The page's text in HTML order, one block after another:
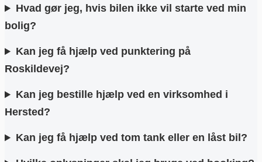
Hvad gør jeg, hvis bilen ikke vil starte ved min
bolig?
Kan jeg få hjælp ved punktering på
Roskildevej?
Kan jeg bestille hjælp ved en virksomhed i
Hersted?
Kan jeg få hjælp ved tom tank eller en låst bil?